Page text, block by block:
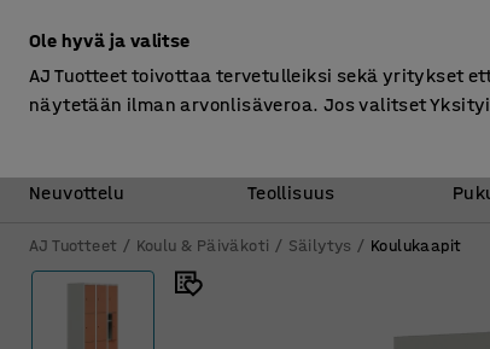
Neuvottelu
Teollisuus
AJ Tuotteet Koulu & Päiväkoti Säilytys Koulukaapit
Ole hyvä ja valitse
AJ Tuotteet toivottaa tervetulleiksi sekä yritykset
näytetään ilman arvonlisäveroa. Jos valitset